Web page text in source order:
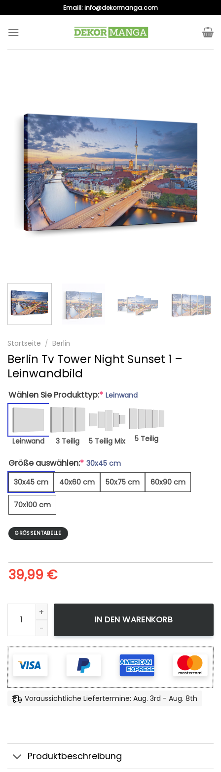
to
content
Emaill:info@dekormanga.com
Startseite / Berlin
Berlin Tv Tower Night Sunset 1 –
Leinwandbild
Wählen Sie Produkttyp:* Leinwand
Leinwand 3 Teilig 5 Teilig Mix 5 Teilig
Größe auswählen:* 30x45 cm
30x45 cm
40x60 cm 50x75 cm 60x90 cm
70x100 cm
GRÖSSENTABELLE
39,99 €
Berlin Tv Tower Night Sunset 1 - Leinwandbild Menge
IN DEN WARENKORB
Voraussichtliche Liefertermine: Aug. 3rd - Aug. 8th
Produktbeschreibung